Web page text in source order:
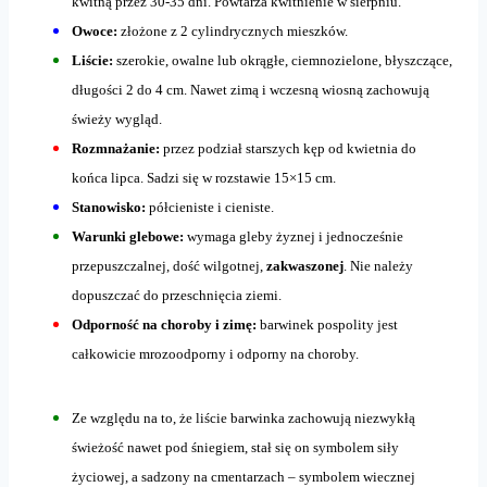
Owoce: złożone z 2 cylindrycznych mieszków.
Liście: szerokie, owalne lub okrągłe, ciemnozielone, błyszczące,
długości 2 do 4 cm. Nawet zimą i wczesną wiosną zachowują
świeży wygląd.
Rozmnażanie: przez podział starszych kęp od kwietnia do
końca lipca. Sadzi się w rozstawie 15×15 cm.
Stanowisko: półcieniste i cieniste.
Warunki glebowe: wymaga gleby żyznej i jednocześnie
przepuszczalnej, dość wilgotnej, zakwaszonej. Nie należy
dopuszczać do przeschnięcia ziemi.
Odporność na choroby i zimę: barwinek pospolity jest
całkowicie mrozoodporny i odporny na choroby.
Ze względu na to, że liście barwinka zachowują niezwykłą
świeżość nawet pod śniegiem, stał się on symbolem siły
życiowej, a sadzony na cmentarzach – symbolem wiecznej